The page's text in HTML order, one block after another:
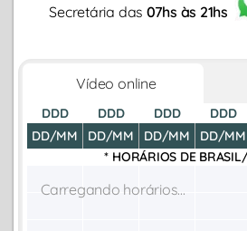
Secretária das 07hs às 21hs
Vídeo online
DDD
DD/MM
DDD
DD/MM
DDD
DD/MM
DDD
DD/MM
* HORÁRIOS DE
Carregando horários...